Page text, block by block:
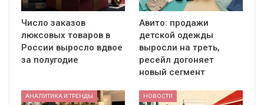
Число заказов
люксовых товаров в
России выросло вдвое
за полугодие
Авито: продажи
детской одежды
выросли на треть,
ресейл догоняет
новый сегмент
АНАЛИТИКА И ТРЕНДЫ НОВОСТИ